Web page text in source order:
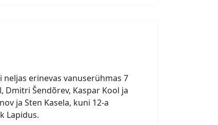
erinevas vanuserühmas 7
Šendõrev, Kaspar Kool ja
ja Sten Kasela, kuni 12-a
Lapidus.